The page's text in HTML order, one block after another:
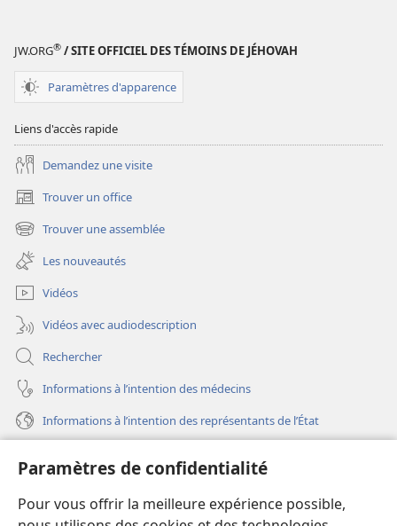
Paramètres de confidentialité
Pour vous offrir la meilleure expérience possible,
JW.ORG® / SITE OFFICIEL DES TÉMOINS DE JÉHOVAH
Paramètres d'apparence
Liens d'accès rapide
Demandez une visite
Trouver un office
(ouvre
une
nouvelle
fenêtre)
Trouver une assemblée
(ouvre
une
nouvelle
fenêtre)
Les nouveautés
Vidéos
Vidéos avec audiodescription
Rechercher
Informations à l’intention des médecins
Informations à l’intention des représentants de l’État
(ouvre
une